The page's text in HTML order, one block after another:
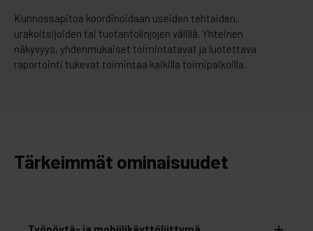
Kunnossapitoa koordinoidaan useiden tehtaiden,
urakoitsijoiden tai tuotantolinjojen välillä. Yhteinen
näkyvyys, yhdenmukaiset toimintatavat ja luotettava
raportointi tukevat toimintaa kaikilla toimipaikoilla.
Tärkeimmät ominaisuudet